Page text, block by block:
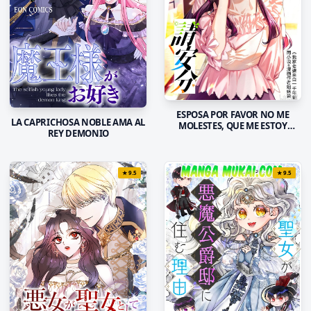
LA CAPRICHOSA NOBLE AMA AL
REY DEMONIO
ESPOSA POR FAVOR NO ME
MOLESTES, QUE ME ESTOY
★9.5 ★9.5